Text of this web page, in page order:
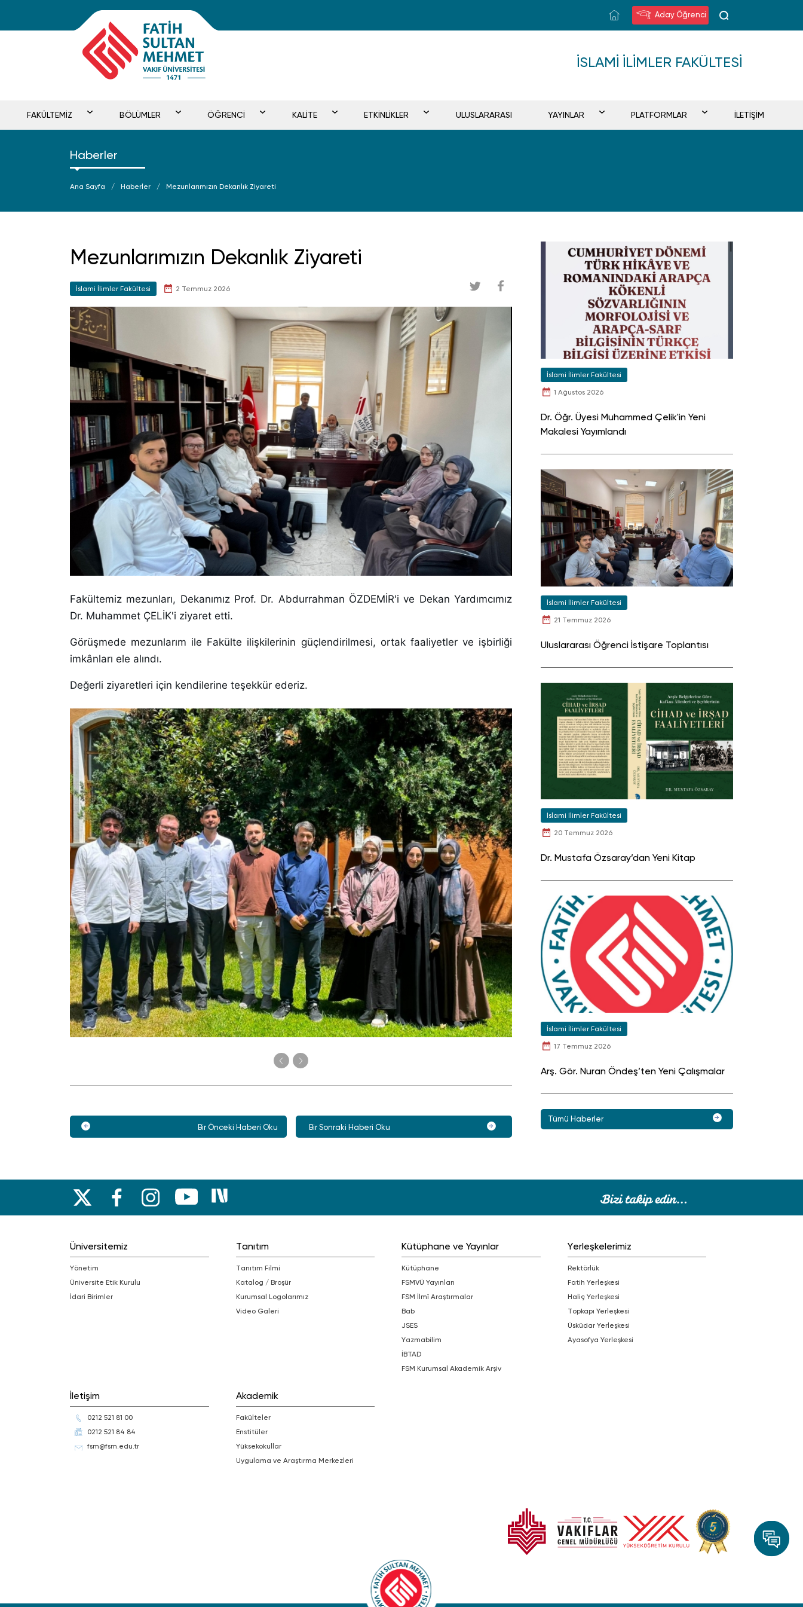
Aday Öğrenci
İSLAMI İLIMLER FAKÜLTESI
FAKÜLTEMİZ BÖLÜMLER ÖĞRENCİ KALİTE ETKİNLİKLER ULUSLARARASI YAYINLAR PLATFORMLAR İLETİŞİM
Haberler
Ana Sayfa Haberler Mezunlarımızın Dekanlık Ziyareti
Mezunlarımızın Dekanlık Ziyareti
İslami İlimler Fakültesi 2 Temmuz 2026
Fakültemiz mezunları, Dekanımız Prof. Dr. Abdurrahman ÖZDEMİR'i ve Dekan Yardımcımız
Dr. Muhammet ÇELİK'i ziyaret etti.
Görüşmede mezunlarım ile Fakülte ilişkilerinin güçlendirilmesi, ortak faaliyetler ve işbirliği
imkânları ele alındı.
Değerli ziyaretleri için kendilerine teşekkür ederiz.
Bir Önceki Haberi Oku Bir Sonraki Haberi Oku
İslami İlimler Fakültesi
1 Ağustos 2026
Dr. Öğr. Üyesi Muhammed Çelik'in Yeni
Makalesi Yayımlandı
İslami İlimler Fakültesi
21 Temmuz 2026
Uluslararası Öğrenci İstişare Toplantısı
İslami İlimler Fakültesi
20 Temmuz 2026
Dr. Mustafa Özsaray’dan Yeni Kitap
İslami İlimler Fakültesi
17 Temmuz 2026
Arş. Gör. Nuran Öndeş’ten Yeni Çalışmalar
Tümü Haberler
Üniversitemiz
Yönetim
Üniversite Etik Kurulu
İdari Birimler
Tanıtım
Tanıtım Filmi
Katalog / Broşür
Kurumsal Logolarımız
Video Galeri
Kütüphane ve Yayınlar
Kütüphane
FSMVÜ Yayınları
FSM İlmî Araştırmalar
bab
JSES
Yazmabilim
İBTAD
FSM Kurumsal Akademik Arşiv
Yerleşkelerimiz
Rektörlük
Fatih Yerleşkesi
Haliç Yerleşkesi
Topkapı Yerleşkesi
Üsküdar Yerleşkesi
Ayasofya Yerleşkesi
İletişim
0212 521 81 00
0212 521 84 84
fsm@fsm.edu.tr
Akademik
Fakülteler
Enstitüler
Yüksekokullar
Uygulama ve Araştırma Merkezleri